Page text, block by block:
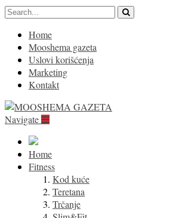
Home
Mooshema gazeta
Uslovi korišćenja
Marketing
Kontakt
Navigate
Home
Fitness
Kod kuće
Teretana
Trčanje